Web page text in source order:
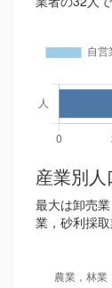
産業別人
最大は卸売
業，砂利採取